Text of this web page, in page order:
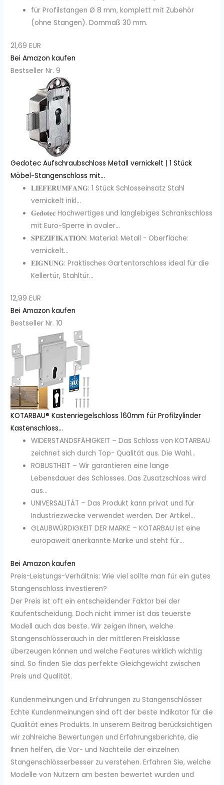
für Profilstangen Ø 8 mm, komplett mit Zubehör
(ohne Stangen). Dornmaß 30 mm.
21,69 EUR
Bei Amazon kaufen
Bestseller Nr. 9
Gedotec Aufschraubschloss Metall vernickelt | 1 Stück
Möbel-Stangenschloss mit...
𝐋𝐈𝐄𝐅𝐄𝐑𝐔𝐌𝐅𝐀𝐍𝐆: 1 Stück Schlosseinsatz Stahl
vernickelt inkl...
𝐆𝐞𝐝𝐨𝐭𝐞𝐜 Hochwertiges und langlebiges Schrankschloss
mit Euro-Sperre in ovaler...
𝐒𝐏𝐄𝐙𝐈𝐅𝐈𝐊𝐀𝐓𝐈𝐎𝐍: Material: Metall - Oberfläche:
vernickelt...
𝐄𝐈𝐆𝐍𝐔𝐍𝐆: Praktisches Gartentorschloss ideal für die
Kellertür, Stahltür...
12,99 EUR
Bei Amazon kaufen
Bestseller Nr. 10
KOTARBAU® Kastenriegelschloss 160mm für Profilzylinder
Kastenschloss...
WIDERSTANDSFÄHIGKEIT – Das Schloss von KOTARBAU
zeichnet sich durch Top- Qualität aus. Die Wahl...
ROBUSTHEIT – Wir garantieren eine lange
Lebensdauer des Schlosses. Das Zusatzschloss wird
aus...
UNIVERSALITÄT – Das Produkt kann privat und für
Industriezwecke verwendet werden. Der Artikel...
GLAUBWÜRDIGKEIT DER MARKE – KOTARBAU ist eine
europaweit anerkannte Marke und steht für...
Bei Amazon kaufen
Preis-Leistungs-Verhältnis: Wie viel sollte man für ein gutes
Stangenschloss investieren?
Der Preis ist oft ein entscheidender Faktor bei der
Kaufentscheidung. Doch nicht immer ist das teuerste
Modell auch das beste. Wir zeigen Ihnen, welche
Stangenschlösserauch in der mittleren Preisklasse
überzeugen können und welche Features wirklich wichtig
sind. So finden Sie das perfekte Gleichgewicht zwischen
Preis und Qualität.
Kundenmeinungen und Erfahrungen zu Stangenschlösser
Echte Kundenmeinungen sind oft der beste Indikator für die
Qualität eines Produkts. In unserem Beitrag berücksichtigen
wir zahlreiche Bewertungen und Erfahrungsberichte, die
Ihnen helfen, die Vor- und Nachteile der einzelnen
Stangenschlösserbesser zu verstehen. Erfahren Sie, welche
Modelle von Nutzern am besten bewertet wurden und